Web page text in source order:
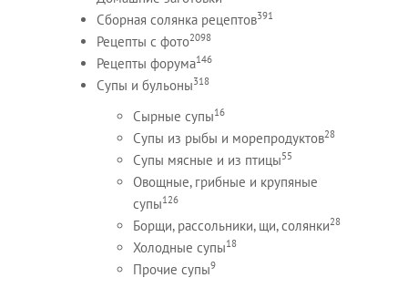
Сборная солянка рецептов391
Рецепты c фото2098
Рецепты форума146
Супы и бульоны318
Сырные супы16
Супы из рыбы и морепродуктов28
Супы мясные и из птицы55
Овощные, грибные и крупяные
супы126
Борщи, рассольники, щи, солянки28
Холодные супы18
Прочие супы9